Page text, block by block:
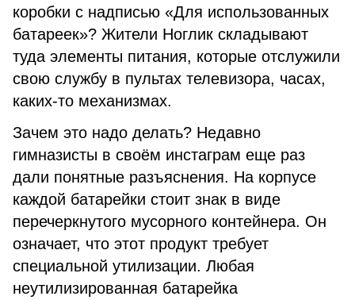
коробки с надписью «Для использованных
батареек»? Жители Ноглик складывают
туда элементы питания, которые отслужили
свою службу в пультах телевизора, часах,
каких-то механизмах.
Зачем это надо делать? Недавно
гимназисты в своём инстаграм еще раз
дали понятные разъяснения. На корпусе
каждой батарейки стоит знак в виде
перечеркнутого мусорного контейнера. Он
означает, что этот продукт требует
специальной утилизации. Любая
неутилизированная батарейка